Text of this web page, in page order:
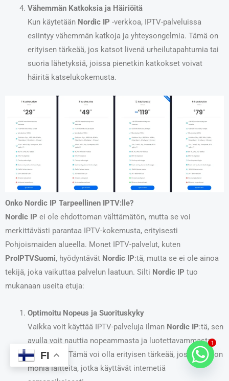
Vähemmän Katkoksia ja Häiriöitä
Kun käytetään Nordic IP -verkkoa, IPTV-palveluissa
esiintyy vähemmän katkoja ja yhteysongelmia. Tämä on
erityisen tärkeää, jos katsot livenä urheilutapahtumia tai
suoria lähetyksiä, joissa pienetkin katkokset voivat
häiritä katselukokemusta.
Onko Nordic IP Tarpeellinen IPTV:lle?
Nordic IP ei ole ehdottoman välttämätön, mutta se voi
merkittävästi parantaa IPTV-kokemusta, erityisesti
Pohjoismaiden alueella. Monet IPTV-palvelut, kuten
ProIPTVSuomi, hyödyntävät Nordic IP:tä, mutta se ei ole ainoa
tekijä, joka vaikuttaa palvelun laatuun. Silti Nordic IP tuo
mukanaan useita etuja:
Optimoitu Nopeus ja Suorituskyky
Vaikka voit käyttää IPTV-palveluja ilman Nordic IP:tä, sen
avulla voit nauttia nopeammasta ja luotettavammasta
yhteydestä. Tämä voi olla erityisen tärkeää, jos sinulla on
monia laitteita, jotka käyttävät internetiä
FI
1